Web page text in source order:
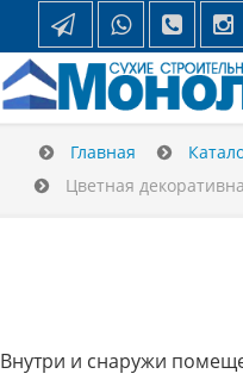
Главная
Цветная
Внутри и снаружи